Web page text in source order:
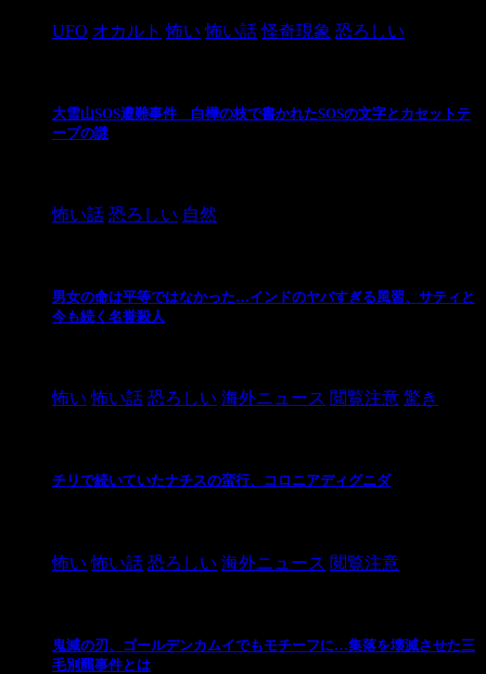
UFO オカルト 怖い 怖い話 怪奇現象 恐ろしい
大雪山SOS遭難事件 白樺の枝で書かれたSOSの文字とカセットテ
ープの謎
怖い話 恐ろしい 自然
男女の命は平等ではなかった…インドのヤバすぎる風習、サティと
今も続く名誉殺人
怖い 怖い話 恐ろしい 海外ニュース 閲覧注意 驚き
チリで続いていたナチスの蛮行、コロニアディグニダ
怖い 怖い話 恐ろしい 海外ニュース 閲覧注意
鬼滅の刃、ゴールデンカムイでもモチーフに…集落を壊滅させた三
毛別羆事件とは